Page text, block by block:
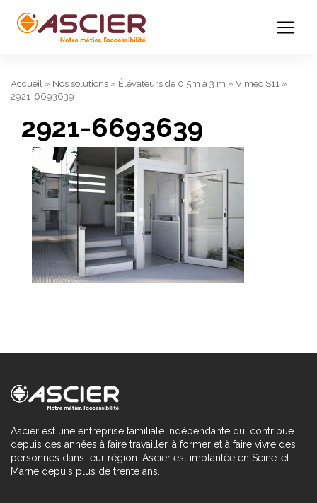
Accueil » Nos solutions » Élévateurs de 0,5m à 3 m » Vimec S11 »
2921-6693639
2921-6693639
Ascier est une entreprise familiale indépendante qui contribue
depuis des années à faire travailler, à former et à faire vivre des
personnes dans leur région. Ascier est implantée en Seine-et-
Marne depuis plus de trente ans.